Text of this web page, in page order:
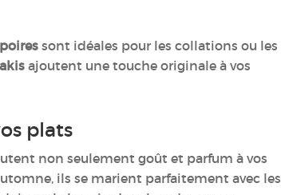
poires sont idéales pour les collations ou les
ajoutent une touche originale à vos
plats
non seulement goût et parfum à vos
ils se marient parfaitement avec les